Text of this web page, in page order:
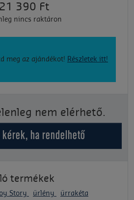
21 390 Ft
nincs raktáron
meg az ajándékot! Részletek itt!
nem elérhető.
kérek, ha rendelhető
termékek
Story űrlény űrrakéta